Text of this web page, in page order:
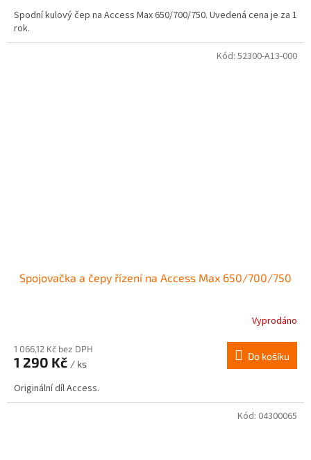
Spodní kulový čep na Access Max 650/700/750. Uvedená cena je za 1
rok.
Spojovačka a čepy řízení na Access Max 650/700/750
Vyprodáno
1 066,12 Kč bez DPH
1 290 Kč / ks
Do košíku
Originální díl Access.
Kód: 52300-A13-000
Kód: 04300065